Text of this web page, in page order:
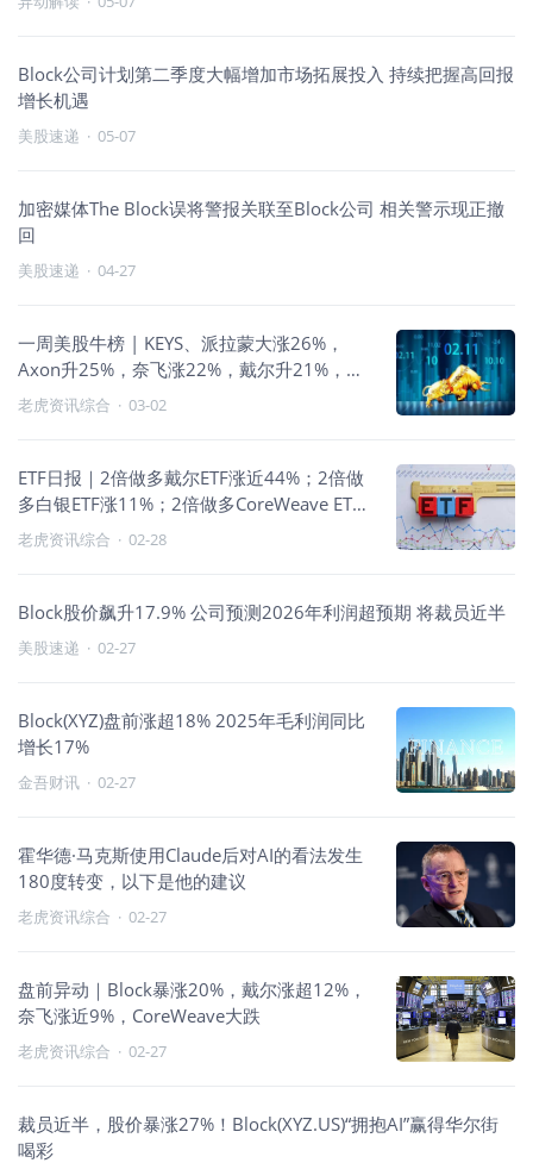
Block公司计划第二季度大幅增加市场拓展投入 持续把握高回报
增长机遇
美股速递 · 05-07
加密媒体The Block误将警报关联至Block公司 相关警示现正撤
回
美股速递 · 04-27
一周美股牛榜 | KEYS、派拉蒙大涨26%，
Axon升25%，奈飞涨22%，戴尔升21%，
Block涨20%
老虎资讯综合 · 03-02
ETF日报｜2倍做多戴尔ETF涨近44%；2倍做
多白银ETF涨11%；2倍做多CoreWeave ETF
跌超37%； 防御风格占优
老虎资讯综合 · 02-28
Block股价飙升17.9% 公司预测2026年利润超预期 将裁员近半
美股速递 · 02-27
Block(XYZ)盘前涨超18% 2025年毛利润同比
增长17%
金吾财讯 · 02-27
霍华德·马克斯使用Claude后对AI的看法发生
180度转变，以下是他的建议
老虎资讯综合 · 02-27
盘前异动｜Block暴涨20%，戴尔涨超12%，
奈飞涨近9%，CoreWeave大跌
老虎资讯综合 · 02-27
裁员近半，股价暴涨27%！Block(XYZ.US)“拥抱AI”赢得华尔街
喝彩